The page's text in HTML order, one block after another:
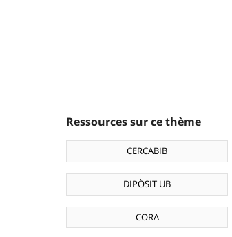
Ressources sur ce thème
CERCABIB
DIPÒSIT UB
CORA